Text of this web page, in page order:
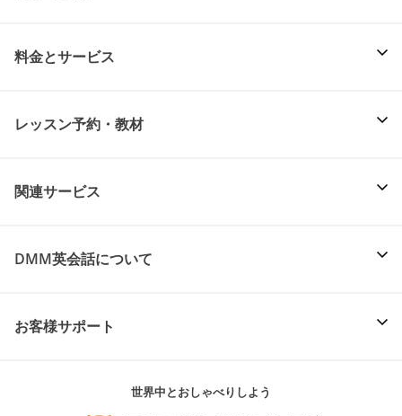
料金とサービス
レッスン予約・教材
関連サービス
DMM英会話について
お客様サポート
世界中とおしゃべりしよう